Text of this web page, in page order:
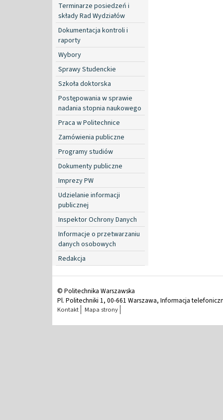
Terminarze posiedzeń i
składy Rad Wydziałów
Dokumentacja kontroli i
raporty
Wybory
Sprawy Studenckie
Szkoła doktorska
Postępowania w sprawie
nadania stopnia naukowego
Praca w Politechnice
Zamówienia publiczne
Programy studiów
Dokumenty publiczne
Imprezy PW
Udzielanie informacji
publicznej
Inspektor Ochrony Danych
Informacje o przetwarzaniu
danych osobowych
Redakcja
© Politechnika Warszawska
Pl. Politechniki 1, 00-661 Warszawa, Informacja
Kontakt Mapa strony